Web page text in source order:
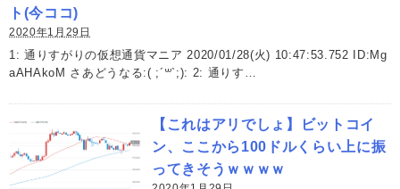
ト(今ココ)
2020年1月29日
1: 通りすがりの仮想通貨マニア 2020/01/28(火) 10:47:53.752 ID:Mg
aAHAkoM さあどうなる:( ;´꒳`;): 2: 通りす…
【これはアリでしょ】ビットコイ
ン、ここから100ドルくらい上に振
ってきそうｗｗｗｗ